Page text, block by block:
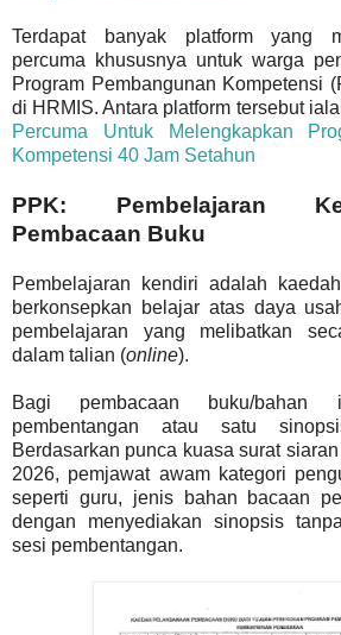
Terdapat banyak platform yang
percuma khususnya untuk warga
Program Pembangunan Kompetensi
di HRMIS. Antara platform tersebut
Percuma Untuk Melengkapkan
Kompetensi 40 Jam Setahun
PPK: Pembelajaran
Pembacaan Buku
Pembelajaran kendiri adalah
berkonsepkan belajar atas daya
pembelajaran yang melibatkan
dalam talian (online).
Bagi pembacaan buku/
pembentangan atau satu
Berdasarkan punca kuasa surat
2026, pemjawat awam kategori
seperti guru, jenis bahan bacaan
dengan menyediakan sinopsis
sesi pembentangan.